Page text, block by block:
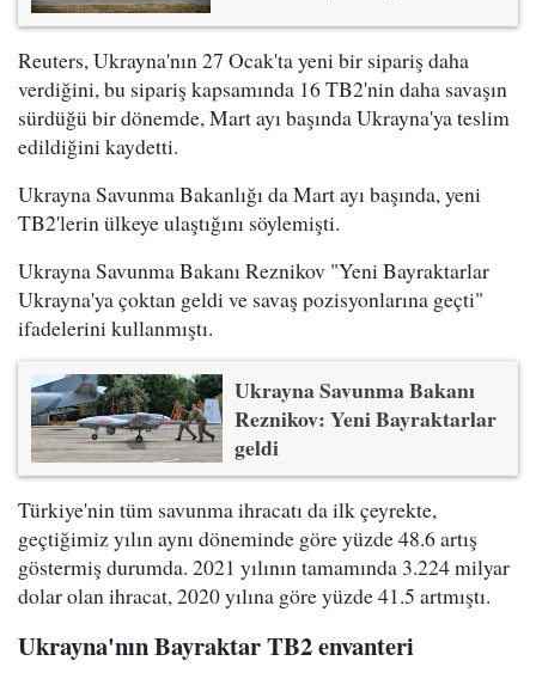
Reuters, Ukrayna'nın 27 Ocak'ta yeni bir sipariş daha
verdiğini, bu sipariş kapsamında 16 TB2'nin daha savaşın
sürdüğü bir dönemde, Mart ayı başında Ukrayna'ya teslim
edildiğini kaydetti.
Ukrayna Savunma Bakanlığı da Mart ayı başında, yeni
TB2'lerin ülkeye ulaştığını söylemişti.
Ukrayna Savunma Bakanı Reznikov "Yeni Bayraktarlar
Ukrayna'ya çoktan geldi ve savaş pozisyonlarına geçti"
ifadelerini kullanmıştı.
Ukrayna Savunma Bakanı
Reznikov: Yeni Bayraktarlar
geldi
Türkiye'nin tüm savunma ihracatı da ilk çeyrekte,
geçtiğimiz yılın aynı döneminde göre yüzde 48.6 artış
göstermiş durumda. 2021 yılının tamamında 3.224 milyar
dolar olan ihracat, 2020 yılına göre yüzde 41.5 artmıştı.
Ukrayna'nın Bayraktar TB2 envanteri